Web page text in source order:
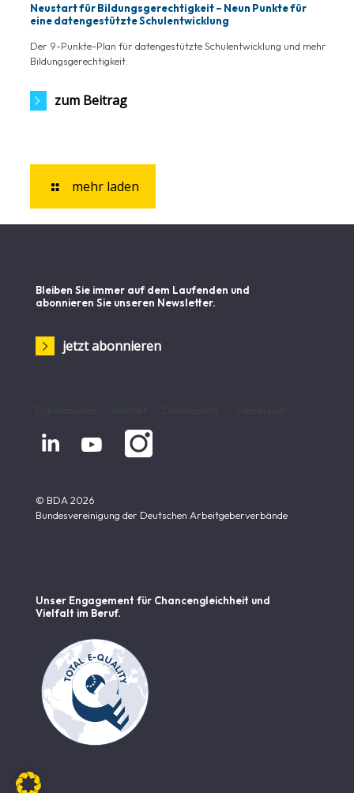
Neustart für Bildungsgerechtigkeit – Neun Punkte für
eine datengestützte Schulentwicklung
Der 9-Punkte-Plan für datengestützte Schulentwicklung und mehr
Bildungsgerechtigkeit.
zum Beitrag
mehr laden
Bleiben Sie immer auf dem Laufenden und
abonnieren Sie unseren Newsletter.
jetzt abonnieren
 
© BDA 2026
Bundesvereinigung der Deutschen Arbeitgeberverbände
Unser Engagement für Chancen­gleichheit und
Vielfalt im Beruf.